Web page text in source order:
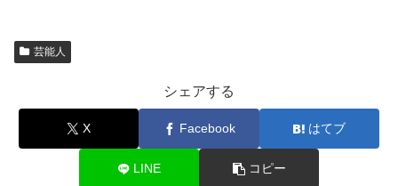
芸能人
シェアする
X Facebook はてブ
LINE コピー